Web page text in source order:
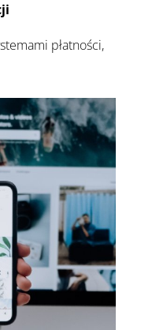
płatności,